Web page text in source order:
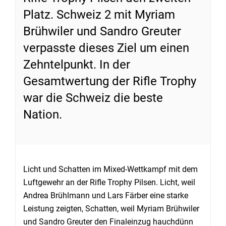
Platz. Schweiz 2 mit Myriam
Brühwiler und Sandro Greuter
verpasste dieses Ziel um einen
Zehntelpunkt. In der
Gesamtwertung der Rifle Trophy
war die Schweiz die beste
Nation.
Licht und Schatten im Mixed-Wettkampf mit dem
Luftgewehr an der Rifle Trophy Pilsen. Licht, weil
Andrea Brühlmann und Lars Färber eine starke
Leistung zeigten, Schatten, weil Myriam Brühwiler
und Sandro Greuter den Finaleinzug hauchdünn